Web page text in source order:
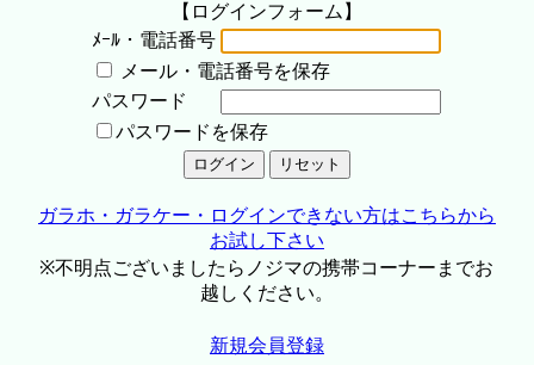
【ログインフォーム】
ﾒｰﾙ・電話番号
メール・電話番号を保存
パスワード
パスワードを保存
ガラホ・ガラケー・ログインできない方はこちらから
お試し下さい
※不明点ございましたらノジマの携帯コーナーまでお
越しください。
新規会員登録